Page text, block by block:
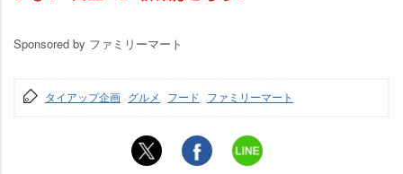
Sponsored by ファミリーマート
タイアップ企画 グルメ フード ファミリーマート